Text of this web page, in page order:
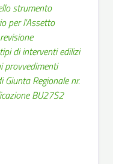
strumento
per l'Assetto
di interventi edilizi
provvedimenti
Regionale nr.
BU27S2